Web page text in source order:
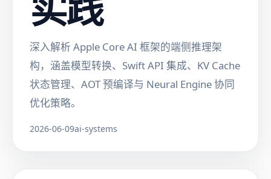
深入解析 Apple Core AI 框架的端侧推理架
构，涵盖模型转换、Swift API 集成、KV Cache
状态管理、AOT 预编译与 Neural Engine 协同
优化策略。
2026-06-09ai-systems